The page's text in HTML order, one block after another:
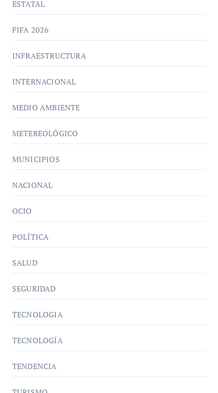
ESTATAL
FIFA 2026
INFRAESTRUCTURA
INTERNACIONAL
MEDIO AMBIENTE
METEREOLÓGICO
MUNICIPIOS
NACIONAL
OCIO
POLÍTICA
SALUD
SEGURIDAD
TECNOLOGIA
TECNOLOGÍA
TENDENCIA